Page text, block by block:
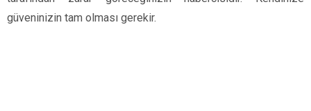
güveninizin tam olması gerekir.